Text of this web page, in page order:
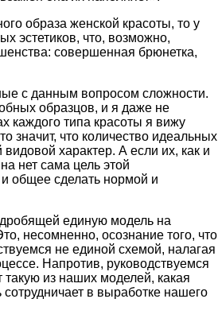
образа женской красоты, то у
эстетиков, что, возможно,
совершенная брюнетка,
с данным вопросом сложности.
образцов, и я даже не
каждого типа красоты я вижу
значит, что количество идеальных
характер. А если их, как и
нет сама цель этой
общее сделать нормой и
единую модель на
несомненно, осознание того, что
не единой схемой, налагая
Напротив, руководствуемся
из наших моделей, какая
в выработке нашего